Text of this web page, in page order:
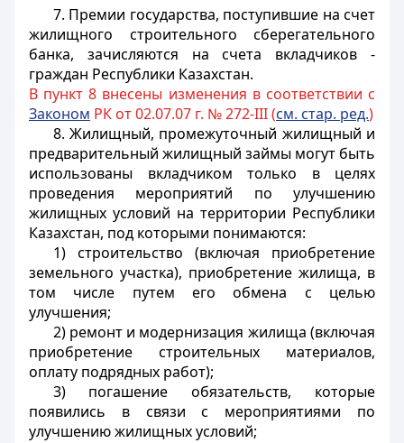
7. Премии государства, поступившие на счет
жилищного строительного сберегательного
банка, зачисляются на счета вкладчиков -
граждан Республики Казахстан.
В пункт 8 внесены изменения в соответствии с
Законом РК от 02.07.07 г. № 272-III (см. стар. ред.)
8. Жилищный, промежуточный жилищный и
предварительный жилищный займы могут быть
использованы вкладчиком только в целях
проведения мероприятий по улучшению
жилищных условий на территории Республики
Казахстан, под которыми понимаются:
1) строительство (включая приобретение
земельного участка), приобретение жилища, в
том числе путем его обмена с целью
улучшения;
2) ремонт и модернизация жилища (включая
приобретение строительных материалов,
оплату подрядных работ);
3) погашение обязательств, которые
появились в связи с мероприятиями по
улучшению жилищных условий;